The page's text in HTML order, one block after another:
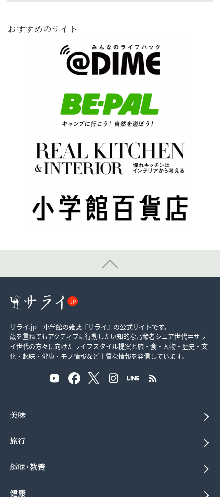
おすすめのサイト
サライ.jp｜小学館の雑誌『サライ』の公式サイトです。
歳を重ねてもアクティブに行動したい知的な高齢者シニア世代＝サラ
イ世代の方々に向けたライフスタイル提案と旅・食・人物・歴史・文
化・趣味・健康・モノ情報など上質な情報を発信しています。
美味
旅行
趣味･教養
健康